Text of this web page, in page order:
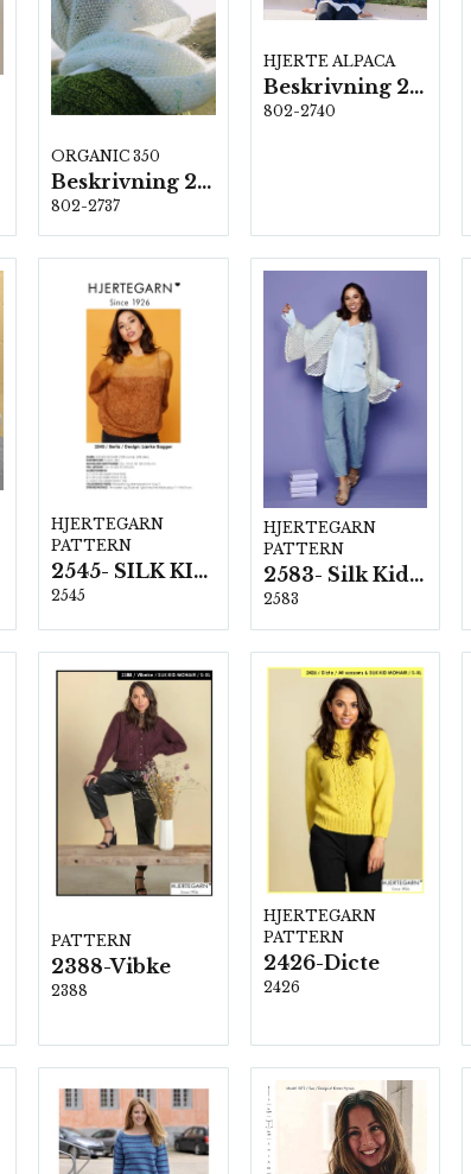
ORGANIC 350
Beskrivning 2737
802-2737
HJERTE ALPACA
Beskrivning 2740
802-2740
HJERTEGARN
PATTERN
2545- SILK KID MOHAIR
2545
HJERTEGARN
PATTERN
2583- Silk Kid Mohair
2583
PATTERN
2388-Vibke
2388
HJERTEGARN
PATTERN
2426-Dicte
2426